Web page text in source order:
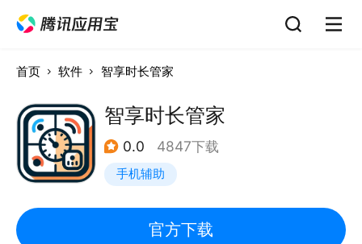
首页 软件 智享时长管家
智享时长管家
0.0 4847下载
手机辅助
官方下载